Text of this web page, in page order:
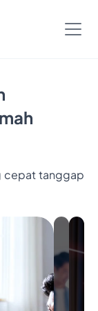
cepat tanggap
Bayar
Bulan,
Nikmatin
Bulan
Internetan
Cukup
Bayar